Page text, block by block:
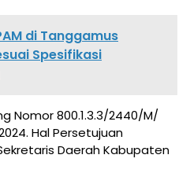
di Tanggamus
Spesifikasi
Nomor 800.1.3.3/2440/M/
Hal Persetujuan
Daerah Kabupaten